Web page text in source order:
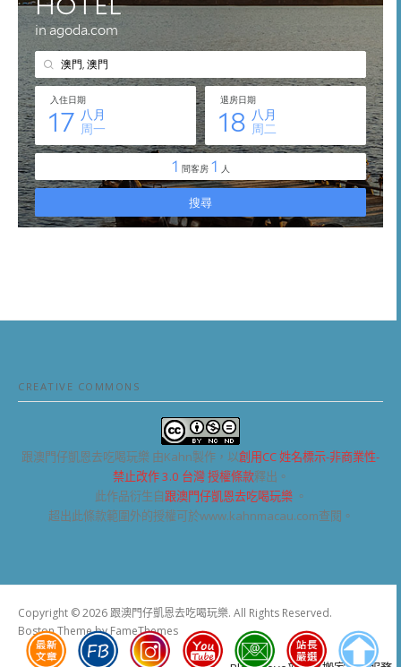
CREATIVE COMMONS
跟澳門仔凱恩去吃喝玩樂 由Kahn製作，以創用CC 姓名標示-非商業性-
禁止改作 3.0 台灣 授權條款釋出。
此作品衍生自跟澳門仔凱恩去吃喝玩樂 。
超出此條款範圍外的授權可於www.kahnmacau.com查閱。
Copyright © 2026 跟澳門仔凱恩去吃喝玩樂. All Rights Reserved.
Boston Theme byFameThemes